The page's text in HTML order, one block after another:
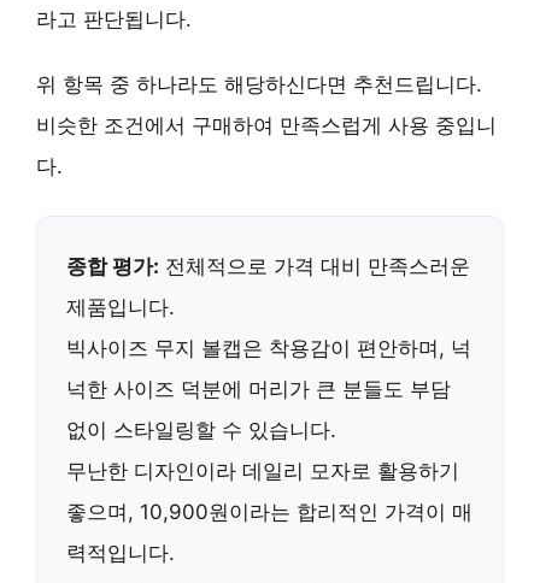
라고 판단됩니다.
위 항목 중 하나라도 해당하신다면 추천드립니다.
비슷한 조건에서 구매하여 만족스럽게 사용 중입니
다.
종합 평가: 전체적으로 가격 대비 만족스러운
제품입니다.
빅사이즈 무지 볼캡은 착용감이 편안하며, 넉
넉한 사이즈 덕분에 머리가 큰 분들도 부담
없이 스타일링할 수 있습니다.
무난한 디자인이라 데일리 모자로 활용하기
좋으며, 10,900원이라는 합리적인 가격이 매
력적입니다.